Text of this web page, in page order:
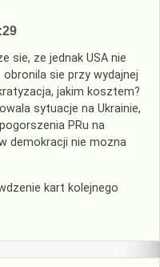
sie, ze jednak USA nie
sie przy wydajnej
jakim kosztem?
sytuacje na Ukrainie,
PRu na
demokracji nie mozna
kart kolejnego